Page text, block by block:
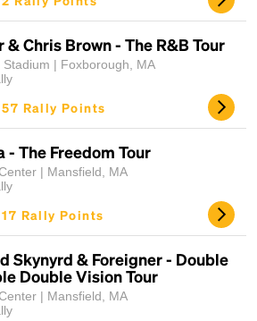
& Chris Brown - The R&B Tour
Stadium | Foxborough, MA
Rally Points
- The Freedom Tour
| Mansfield, MA
Rally Points
Skynyrd & Foreigner - Double
Double Vision Tour
| Mansfield, MA